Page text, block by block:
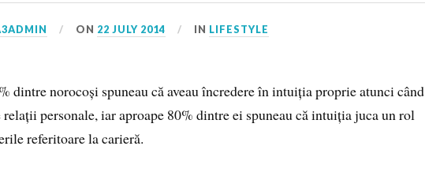
ON 22 JULY 2014 IN LIFESTYLE
dintre norocoși spuneau că aveau încredere în intuiția proprie atunci când
relații personale, iar aproape 80% dintre ei spuneau că intuiția juca un rol
referitoare la carieră.